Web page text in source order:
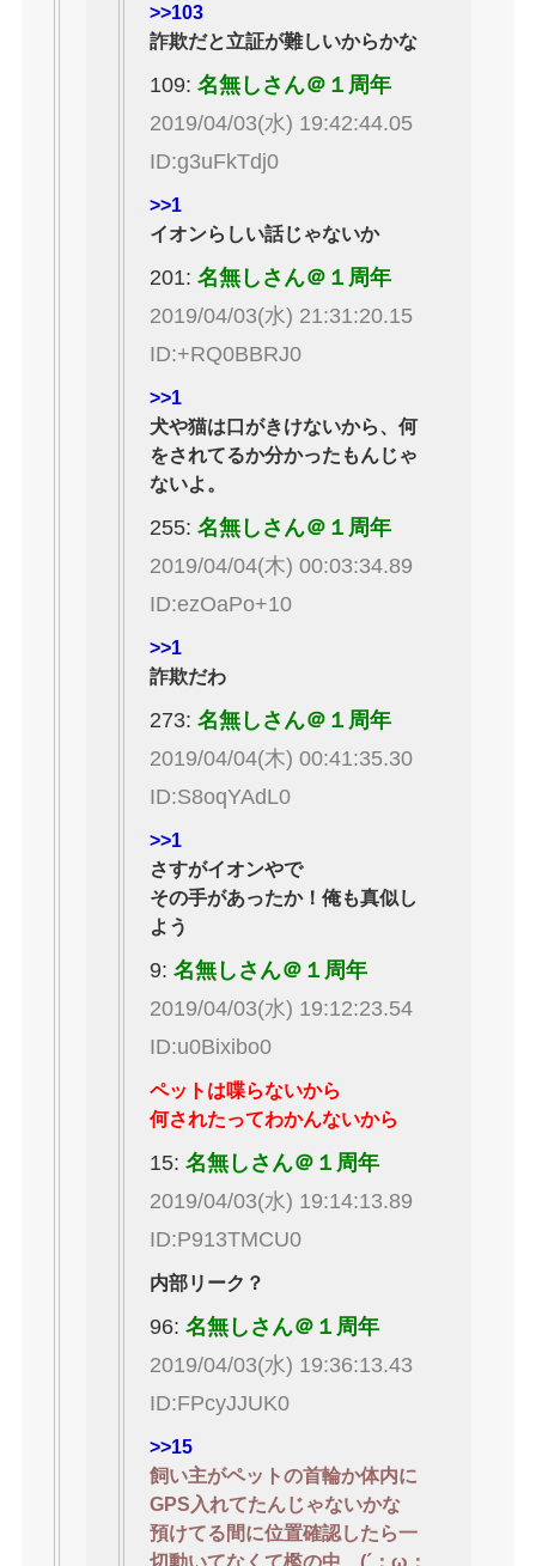
>>103
詐欺だと立証が難しいからかな
109:名無しさん＠１周年
2019/04/03(水) 19:42:44.05
ID:g3uFkTdj0
>>1
イオンらしい話じゃないか
201:名無しさん＠１周年
2019/04/03(水) 21:31:20.15
ID:+RQ0BBRJ0
>>1
犬や猫は口がきけないから、何
をされてるか分かったもんじゃ
ないよ。
255:名無しさん＠１周年
2019/04/04(木) 00:03:34.89
ID:ezOaPo+10
>>1
詐欺だわ
273:名無しさん＠１周年
2019/04/04(木) 00:41:35.30
ID:S8oqYAdL0
>>1
さすがイオンやで
その手があったか！俺も真似し
よう
9:名無しさん＠１周年
2019/04/03(水) 19:12:23.54
ID:u0Bixibo0
ペットは喋らないから
何されたってわかんないから
15:名無しさん＠１周年
2019/04/03(水) 19:14:13.89
ID:P913TMCU0
内部リーク？
96:名無しさん＠１周年
2019/04/03(水) 19:36:13.43
ID:FPcyJJUK0
>>15
飼い主がペットの首輪か体内に
GPS入れてたんじゃないかな
預けてる間に位置確認したら一
切動いてなくて檻の中…(´；ω；